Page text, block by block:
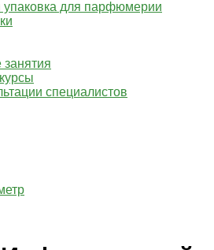
упаковка для парфюмерии
специалистов